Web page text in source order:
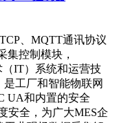
、MQTT通讯协议
集控制模块，
（IT）系统和运营技
工厂和智能物联网
UA和内置的安全
安全，为广大MES企